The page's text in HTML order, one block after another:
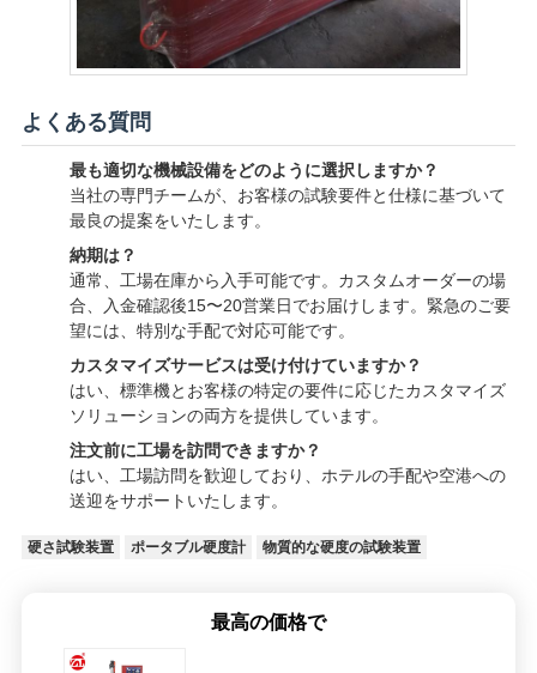
よくある質問
最も適切な機械設備をどのように選択しますか？
当社の専門チームが、お客様の試験要件と仕様に基づいて
最良の提案をいたします。
納期は？
通常、工場在庫から入手可能です。カスタムオーダーの場
合、入金確認後15〜20営業日でお届けします。緊急のご要
望には、特別な手配で対応可能です。
カスタマイズサービスは受け付けていますか？
はい、標準機とお客様の特定の要件に応じたカスタマイズ
ソリューションの両方を提供しています。
注文前に工場を訪問できますか？
はい、工場訪問を歓迎しており、ホテルの手配や空港への
送迎をサポートいたします。
硬さ試験装置 ポータブル硬度計 物質的な硬度の試験装置
最高の価格で